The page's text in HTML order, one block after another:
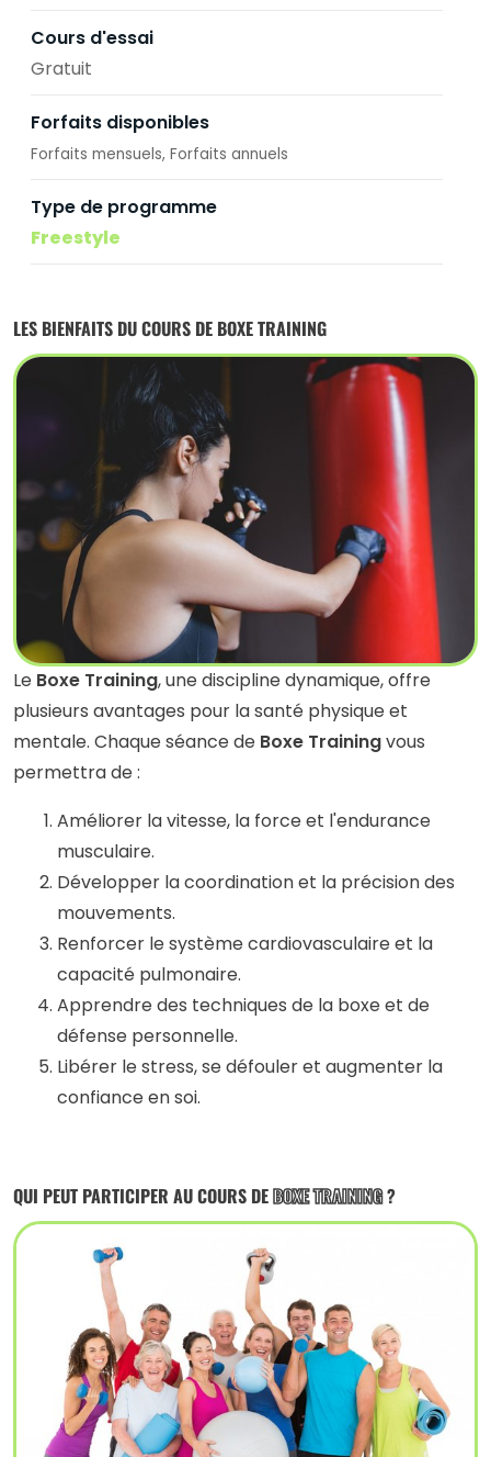
Cours d'essai
Gratuit
Forfaits disponibles
Forfaits mensuels Forfaits annuels
Type de programme
Freestyle
LES BIENFAITS DU COURS DE BOXE TRAINING
LeBoxe Training, une discipline dynamique, offre
plusieurs avantages pour la santé physique et
mentale. Chaque séance deBoxe Trainingvous
permettra de :
Améliorer la vitesse, la force et l'endurance
musculaire.
Développer la coordination et la précision des
mouvements.
Renforcer le système cardiovasculaire et la
capacité pulmonaire.
Apprendre des techniques de la boxe et de
défense personnelle.
Libérer le stress, se défouler et augmenter la
confiance en soi.
QUI PEUT PARTICIPER AU COURS DEBOXE TRAINING?